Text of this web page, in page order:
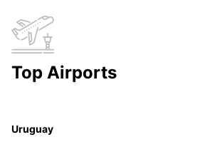
Top Airports
Uruguay